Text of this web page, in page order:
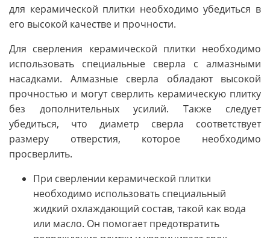
для керамической плитки необходимо убедиться в
его высокой качестве и прочности.
Для сверления керамической плитки необходимо
использовать специальные сверла с алмазными
насадками. Алмазные сверла обладают высокой
прочностью и могут сверлить керамическую плитку
без дополнительных усилий. Также следует
убедиться, что диаметр сверла соответствует
размеру отверстия, которое необходимо
просверлить.
При сверлении керамической плитки
необходимо использовать специальный
жидкий охлаждающий состав, такой как вода
или масло. Он помогает предотвратить